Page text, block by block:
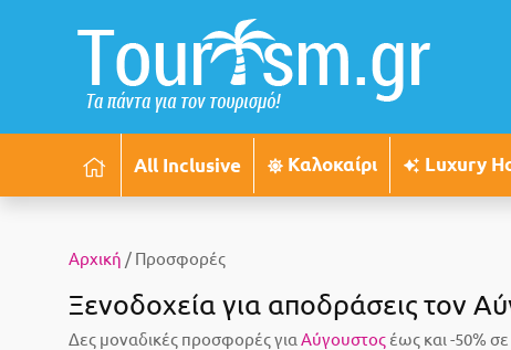
All Inclusive Καλοκαίρι Luxury
Αρχική / Προσφορές
Ξενοδοχεία για αποδράσεις τον
Δες μοναδικές προσφορές για Αύγουστος έως και -50%